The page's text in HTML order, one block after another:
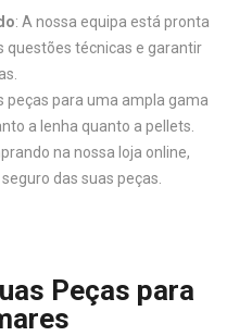
: A nossa equipa está pronta
questões técnicas e garantir
peças para uma ampla gama
a lenha quanto a pellets.
na nossa loja online,
das suas peças.
Peças para